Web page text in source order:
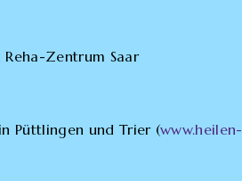
Zentrum Saar
Püttlingen und Trier (www.heilen-